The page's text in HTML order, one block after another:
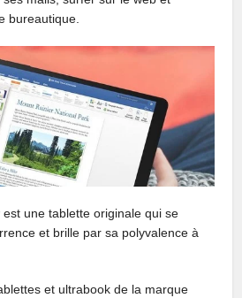
bureautique.
est une tablette originale qui se
et brille par sa polyvalence à
et ultrabook de la marque